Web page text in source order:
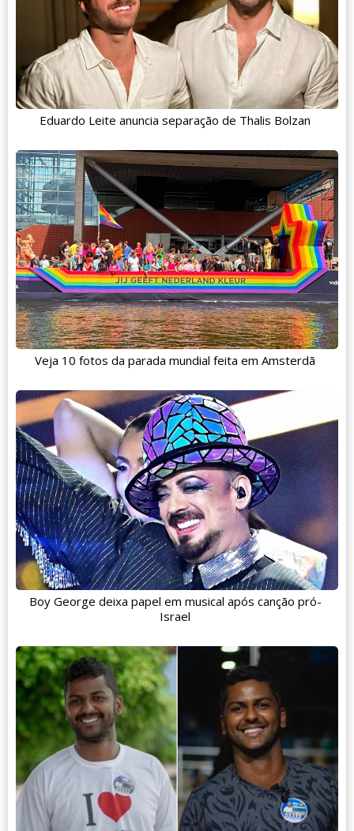
Eduardo Leite anuncia separação de Thalis Bolzan
Veja 10 fotos da parada mundial feita em Amsterdã
Boy George deixa papel em musical após canção pró-
Israel